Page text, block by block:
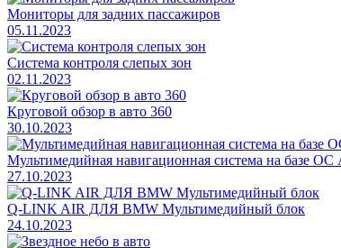
Мониторы для задних пассажиров
05.11.2023
Система контроля слепых зон
02.11.2023
Круговой обзор в авто 360
30.10.2023
Мультимедийная навигационная система на базе ОС
27.10.2023
Q-LINK AIR ДЛЯ BMW Мультимедийный блок
24.10.2023